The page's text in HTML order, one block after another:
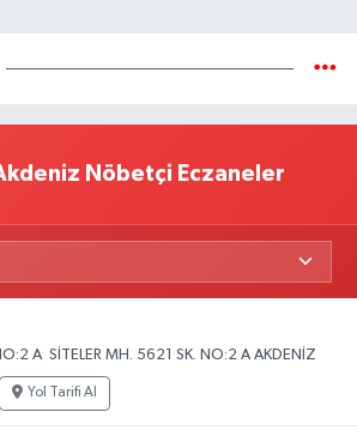
Nöbetçi Eczaneler
A SİTELER MH. 5621 SK. NO:2 A AKDENİZ
Yol Tarifi Al